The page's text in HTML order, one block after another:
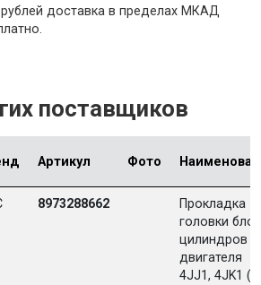
рублей доставка в пределах МКАД
поставщиков
Артикул Фото
8973288662
Прокладка
головки
цилиндров
двигателя
4JJ1, 4JK1